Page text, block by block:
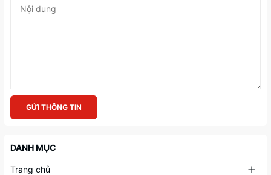
GỬI THÔNG TIN
DANH MỤC
Trang chủ